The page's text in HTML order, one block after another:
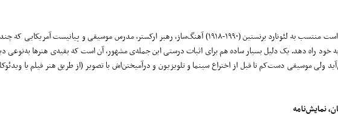
«موسیقی، انتزاعی‌ترین هنرهاست». این جمله‌ای است منتسب به لئونارد برنستین (۱۹۹۰‌-‌۱۹۱۸) آهنگ‌ساز، رهبر ارکستر، مدرس موسیقی و پیانیست
راه ‌دهد. یک دلیل بسیار ساده هم برای اثبات درستی این جمله‌ی مشهور، آن است که بقیه‌ی هنرها به‌نوعی
ولی موسیقی دست‌کم تا قبل از اختراع سینما و تلویزیون و درآمیختن‌اش با تصویر (از طریق هنر فیلم یا
نمایش‌نامه